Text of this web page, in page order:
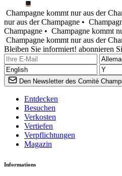
Champagne kommt nur aus der
nur aus der Champagne •
Champagne • Champagne kommt
Champagne kommt nur aus der
Bleiben Sie informiert! abonnieren
Den Newsletter des Comité
Entdecken
Besuchen
Verkosten
Vertiefen
Verpflichtungen
Magazin
Informations